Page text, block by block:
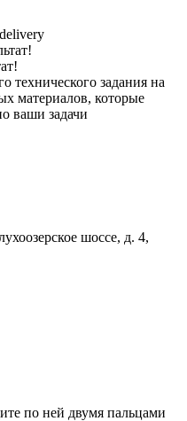
технического задания на
материалов, которые
ваши задачи
шоссе, д. 4,
по ней двумя пальцами